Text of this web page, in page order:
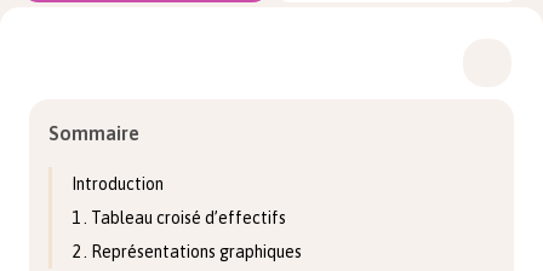
Sommaire
Introduction
1 . Tableau croisé d’effectifs
2 . Représentations graphiques